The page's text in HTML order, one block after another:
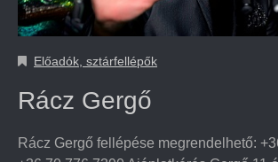
Előadók, sztárfellépők
Rácz Gergő
Rácz Gergő fellépése megrendelhető: